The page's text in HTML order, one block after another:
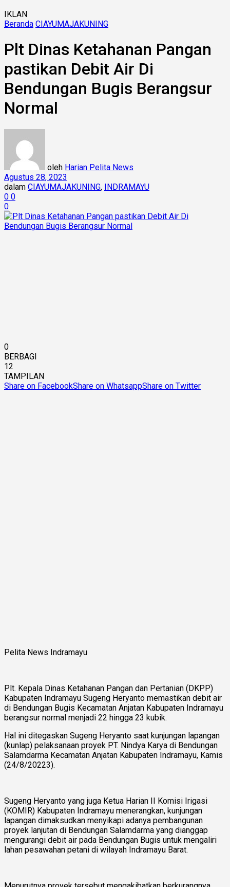
IKLAN
Beranda CIAYUMAJAKUNING
Plt Dinas Ketahanan Pangan
pastikan Debit Air Di
Bendungan Bugis Berangsur
Normal
oleh Harian Pelita News
Agustus 28, 2023
dalam CIAYUMAJAKUNING, INDRAMAYU
0 0
0
0
BERBAGI
12
TAMPILAN
Share on FacebookShare on WhatsappShare on Twitter
Pelita News Indramayu
Plt. Kepala Dinas Ketahanan Pangan dan Pertanian (DKPP)
Kabupaten Indramayu Sugeng Heryanto memastikan debit air
di Bendungan Bugis Kecamatan Anjatan Kabupaten Indramayu
berangsur normal menjadi 22 hingga 23 kubik.
Hal ini ditegaskan Sugeng Heryanto saat kunjungan lapangan
(kunlap) pelaksanaan proyek PT. Nindya Karya di Bendungan
Salamdarma Kecamatan Anjatan Kabupaten Indramayu, Kamis
(24/8/20223).
Sugeng Heryanto yang juga Ketua Harian II Komisi Irigasi
(KOMIR) Kabupaten Indramayu menerangkan, kunjungan
lapangan dimaksudkan menyikapi adanya pembangunan
proyek lanjutan di Bendungan Salamdarma yang dianggap
mengurangi debit air pada Bendungan Bugis untuk mengaliri
lahan pesawahan petani di wilayah Indramayu Barat.